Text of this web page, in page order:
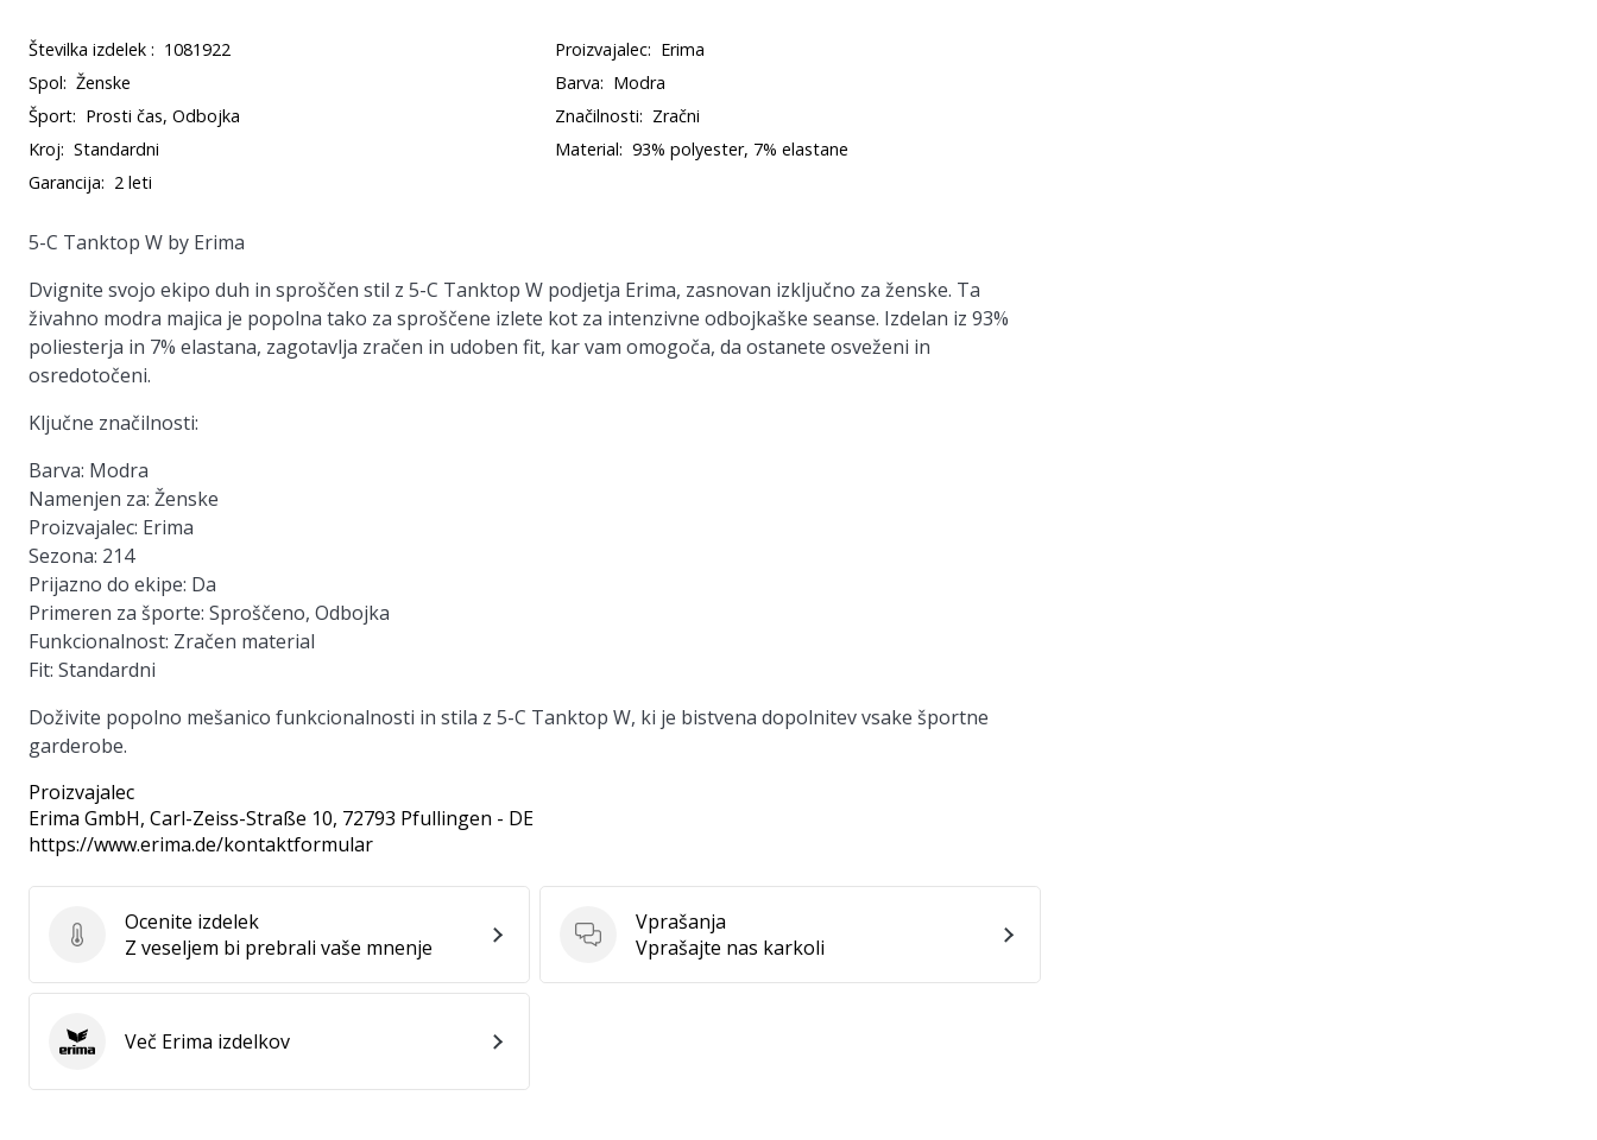
Številka izdelek : 1081922 Proizvajalec: Erima
Spol: Ženske Barva: Modra
Šport: Prosti čas, Odbojka Značilnosti: Zračni
Kroj: Standardni Material: 93% polyester, 7% elastane
Garancija: 2 leti
5-C Tanktop W by Erima
Dvignite svojo ekipo duh in sproščen stil z 5-C Tanktop W podjetja Erima, zasnovan izključno za ženske. Ta
živahno modra majica je popolna tako za sproščene izlete kot za intenzivne odbojkaške seanse. Izdelan iz 93%
poliesterja in 7% elastana, zagotavlja zračen in udoben fit, kar vam omogoča, da ostanete osveženi in
osredotočeni.
Ključne značilnosti:
Barva: Modra
Namenjen za: Ženske
Proizvajalec: Erima
Sezona: 214
Prijazno do ekipe: Da
Primeren za športe: Sproščeno, Odbojka
Funkcionalnost: Zračen material
Fit: Standardni
Doživite popolno mešanico funkcionalnosti in stila z 5-C Tanktop W, ki je bistvena dopolnitev vsake športne
garderobe.
Proizvajalec
Erima GmbH, Carl-Zeiss-Straße 10, 72793 Pfullingen - DE
https://www.erima.de/kontaktformular
Ocenite izdelek
Ocenite izdelek
Z veseljem bi prebrali vaše mnenje
Vprašanja
Vprašanja
Vprašajte nas karkoli
Erima Več Erima izdelkov